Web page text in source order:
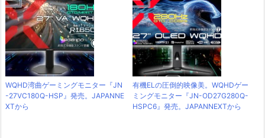
WQHD湾曲ゲーミングモニター『JN
-27VC180Q-HSP』発売。JAPANNE
XTから
有機ELの圧倒的映像美。WQHDゲー
ミングモニター『JN-OD27G280Q-
HSPC6』発売。JAPANNEXTから